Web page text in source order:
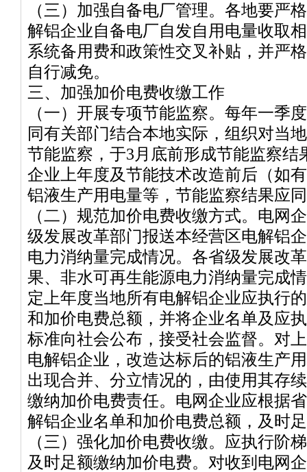
（三）加强自备电厂管理。各地要严
解铝企业自备电厂自发自用电量收取
系统备用费和政策性交叉补贴，并严
自行减免。
三、加强加价电费收缴工作
（一）开展专项节能监察。每年一季
同有关部门结合本地实际，组织对当
节能监察，于3月底前形成节能监察结
企业上年度及节能技术改造前后（如
铝液生产用电量等，节能监察结果应
（二）规范加价电费收缴方式。电网
级发展改革部门报送本经营区电解铝
电力消纳量完成情况。各省级发展改
果、非水可再生能源电力消纳量完成
定上年度当地所有电解铝企业应执行
和加价电费总额，并将企业名单及应
标准向社会公布，接受社会监督。对
电解铝企业，改造达标后的铝液生产
出现合并、分立情况的，由使用其存
缴纳加价电费责任。电网企业应根据
解铝企业名单和加价电费总额，及时
（三）强化加价电费收缴。应执行阶
及时足额缴纳加价电费。对收到电网